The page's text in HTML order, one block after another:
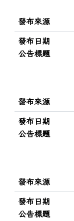
發布來源
發布日期
公告標題
發布來源
發布日期
公告標題
發布來源
發布日期
公告標題